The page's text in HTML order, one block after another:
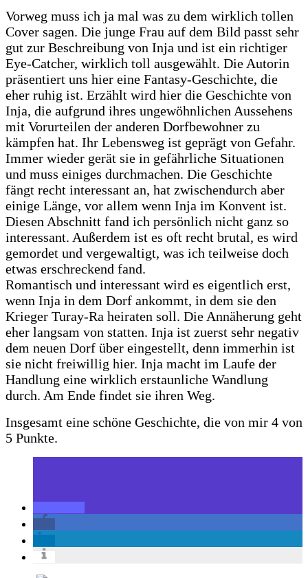
Vorweg muss ich ja mal was zu dem wirklich tollen
Cover sagen. Die junge Frau auf dem Bild passt sehr
gut zur Beschreibung von Inja und ist ein richtiger
Eye-Catcher, wirklich toll ausgewählt. Die Autorin
präsentiert uns hier eine Fantasy-Geschichte, die
eher ruhig ist. Erzählt wird hier die Geschichte von
Inja, die aufgrund ihres ungewöhnlichen Aussehens
mit Vorurteilen der anderen Dorfbewohner zu
kämpfen hat. Ihr Lebensweg ist geprägt von Gefahr.
Immer wieder gerät sie in gefährliche Situationen
und muss einiges durchmachen. Die Geschichte
fängt recht interessant an, hat zwischendurch aber
einige Länge, vor allem wenn Inja im Konvent ist.
Diesen Abschnitt fand ich persönlich nicht ganz so
interessant. Außerdem ist es oft recht brutal, es wird
gemordet und vergewaltigt, was ich teilweise doch
etwas erschreckend fand.
Romantisch und interessant wird es eigentlich erst,
wenn Inja in dem Dorf ankommt, in dem sie den
Krieger Turay-Ra heiraten soll. Die Annäherung geht
eher langsam von statten. Inja ist zuerst sehr negativ
dem neuen Dorf über eingestellt, denn immerhin ist
sie nicht freiwillig hier. Inja macht im Laufe der
Handlung eine wirklich erstaunliche Wandlung
durch. Am Ende findet sie ihren Weg.
Insgesamt eine schöne Geschichte, die von mir 4 von
5 Punkte.